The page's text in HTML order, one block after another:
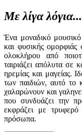
Με λίγα λόγια...
Ένα μοναδικό
και φυσικής
ολοκλήρου από
ταιριάζει απόλυτα σε
ηρεμίας και μαγείας.
των παιδιών, αυτό το
χαλαρώνουν και
που συνδυάζει την
εκφράζει με
πρόσωπα.